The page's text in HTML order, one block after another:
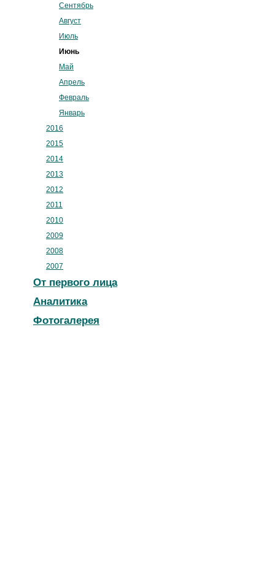
Сентябрь
Август
Июль
Июнь
Май
Апрель
Февраль
Январь
2016
2015
2014
2013
2012
2011
2010
2009
2008
2007
От первого лица
Аналитика
Фотогалерея